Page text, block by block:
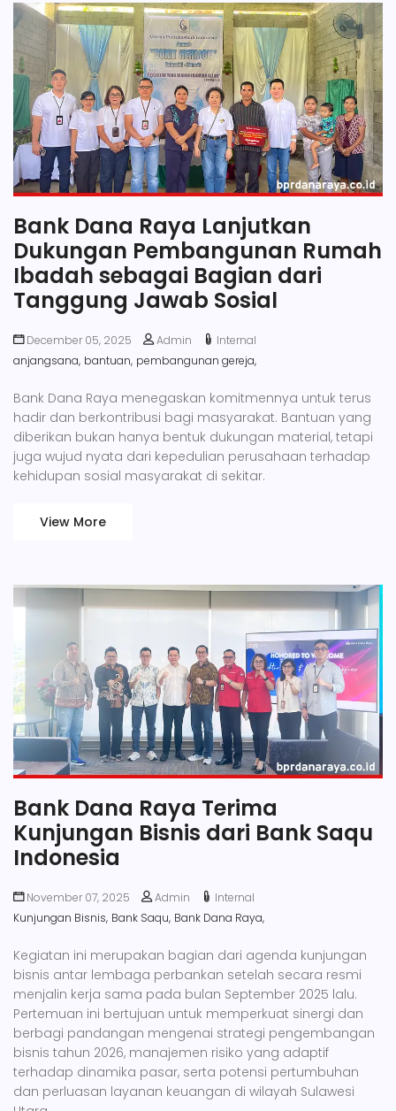
Bank Dana Raya Lanjutkan
Dukungan Pembangunan Rumah
Ibadah sebagai Bagian dari
Tanggung Jawab Sosial
December 05, 2025 Admin
Internal
anjangsana, bantuan, pembangunan gereja,
Bank Dana Raya menegaskan komitmennya untuk terus
hadir dan berkontribusi bagi masyarakat. Bantuan yang
diberikan bukan hanya bentuk dukungan material, tetapi
juga wujud nyata dari kepedulian perusahaan terhadap
kehidupan sosial masyarakat di sekitar.
View More
Bank Dana Raya Terima
Kunjungan Bisnis dari Bank Saqu
Indonesia
November 07, 2025 Admin
Internal
Kunjungan Bisnis, Bank Saqu, Bank Dana Raya,
Kegiatan ini merupakan bagian dari agenda kunjungan
bisnis antar lembaga perbankan setelah secara resmi
menjalin kerja sama pada bulan September 2025 lalu.
Pertemuan ini bertujuan untuk memperkuat sinergi dan
berbagi pandangan mengenai strategi pengembangan
bisnis tahun 2026, manajemen risiko yang adaptif
terhadap dinamika pasar, serta potensi pertumbuhan
dan perluasan layanan keuangan di wilayah Sulawesi